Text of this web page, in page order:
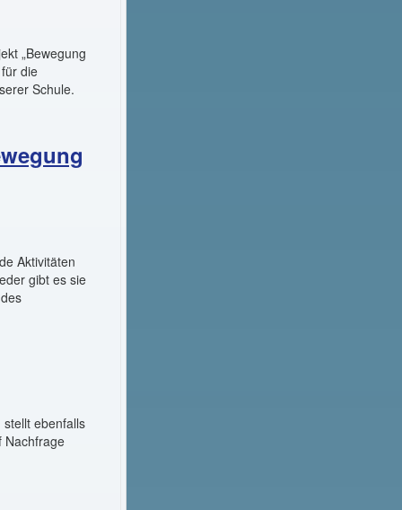
„Bewegung
die
Schule.
Aktivitäten
gibt es sie
ebenfalls
Nachfrage